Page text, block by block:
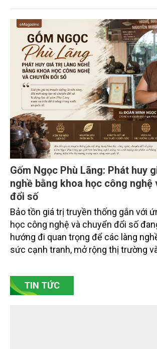
trường phối hợp với Sở Nông nghiệp
tỉnh Lai Châu tổ chức ngày 10/7/
hút sự tham gia của hơn 100 đại
các đơn vị thuộc Bộ Nông nghiệp và
chuyên gia, nhà khoa học, Sở Nông
trường tỉnh Lai Châu và đại diện các
doanh nghiệp ở các tỉnh miền núi
Gốm Ngọc Phù Lãng: Phát huy
nghề bằng khoa học công nghệ
đổi số
Bảo tồn giá trị truyền thống gắn với
học công nghệ và chuyển đổi số
hướng đi quan trọng để các làng
sức cạnh tranh, mở rộng thị trường
Bắc Ninh, nhiều nghệ nhân và cơ sở
chủ động đổi mới tư duy, đầu tư công
TIN TỨC